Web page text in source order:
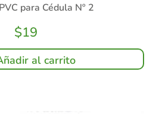
para Cédula Nº 2
$19
al carrito